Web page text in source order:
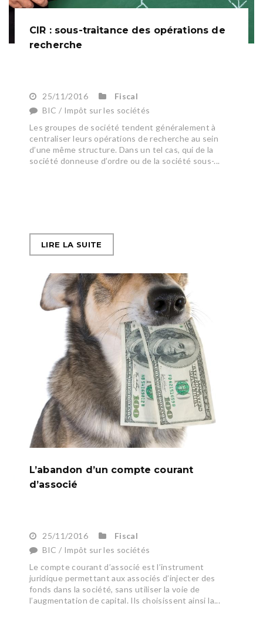
CIR : sous-traitance des opérations de
recherche
25/11/2016
Fiscal
BIC / Impôt sur les sociétés
Les groupes de société tendent généralement à
centraliser leurs opérations de recherche au sein
d’une même structure. Dans un tel cas, qui de la
société donneuse d’ordre ou de la société sous-...
LIRE LA SUITE
L’abandon d’un compte courant
d’associé
25/11/2016
Fiscal
BIC / Impôt sur les sociétés
Le compte courant d’associé est l’instrument
juridique permettant aux associés d’injecter des
fonds dans la société, sans utiliser la voie de
l’augmentation de capital. Ils choisissent ainsi la...